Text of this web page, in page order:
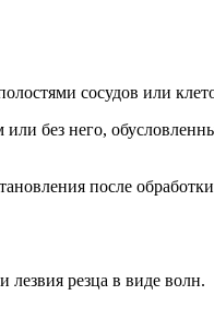
сосудов или
без него,
после
резца в виде волн.